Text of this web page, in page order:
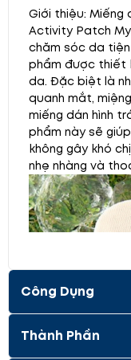
Giới thiệu: Miếng
Activity Patch
chăm sóc da
phẩm được thiết
da. Đặc biệt là
quanh mắt,
miếng dán hình
phẩm này sẽ
không gây khó
nhẹ nhàng và
Công Dụng
Thành Phần